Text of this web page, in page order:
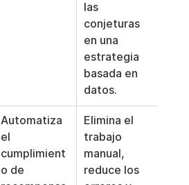
las
conjeturas
en una
estrategia
basada en
datos.
Automatiza
el
cumplimient
o de
Elimina el
trabajo
manual,
reduce los